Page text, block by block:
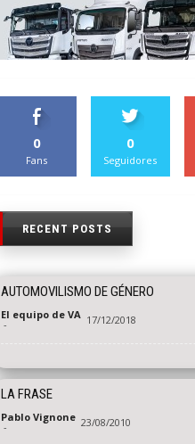
0
Fans
0
Seguidores
RECENT POSTS
AUTOMOVILISMO DE GÉNERO
El equipo de VA
- 17/12/2018
LA FRASE
Pablo Vignone
- 23/08/2010